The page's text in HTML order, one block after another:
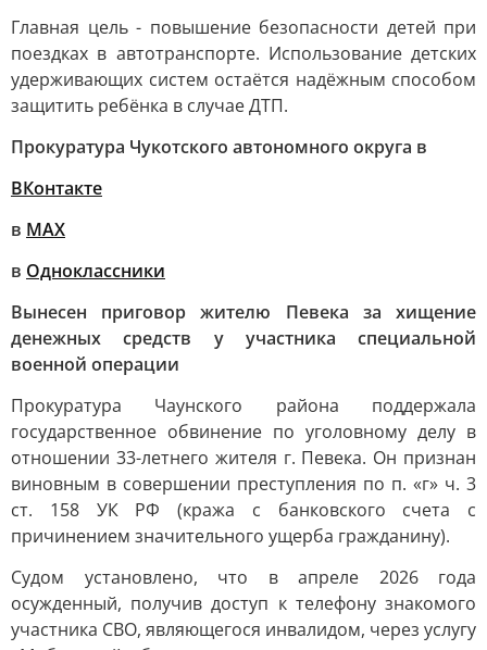
Главная цель - повышение безопасности детей при
поездках в автотранспорте. Использование детских
удерживающих систем остаётся надёжным способом
защитить ребёнка в случае ДТП.
Прокуратура Чукотского автономного округа в
ВКонтакте
в МАХ
в Одноклассники
Вынесен приговор жителю Певека за хищение
денежных средств у участника специальной
военной операции
Прокуратура Чаунского района поддержала
государственное обвинение по уголовному делу в
отношении 33-летнего жителя г. Певека. Он признан
виновным в совершении преступления по п. «г» ч. 3
ст. 158 УК РФ (кража с банковского счета с
причинением значительного ущерба гражданину).
Судом установлено, что в апреле 2026 года
осужденный, получив доступ к телефону знакомого
участника СВО, являющегося инвалидом, через услугу